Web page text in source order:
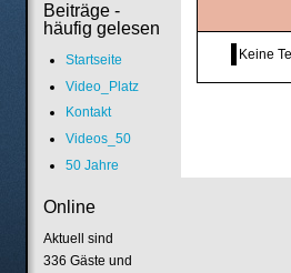
Keine
Beiträge -
häufig gelesen
Startseite
Video_Platz
Kontakt
Videos_50
50 Jahre
Online
Aktuell sind
336 Gäste und